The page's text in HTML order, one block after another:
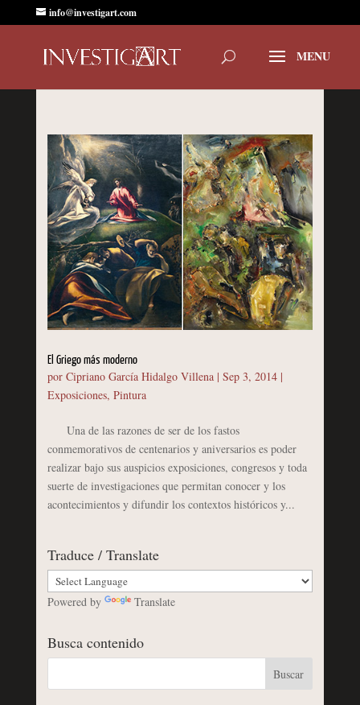
info@investigart.com
El Griego más moderno
por Cipriano García Hidalgo Villena| Sep 3, 2014|
Exposiciones, Pintura
Una de las razones de ser de los fastos
conmemorativos de centenarios y aniversarios es poder
realizar bajo sus auspicios exposiciones, congresos y toda
suerte de investigaciones que permitan conocer y los
acontecimientos y difundir los contextos históricos y...
Traduce / Translate
Powered by Translate
Busca contenido